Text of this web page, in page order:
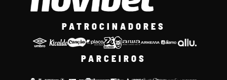
PATROCINADORES
PARCEIROS